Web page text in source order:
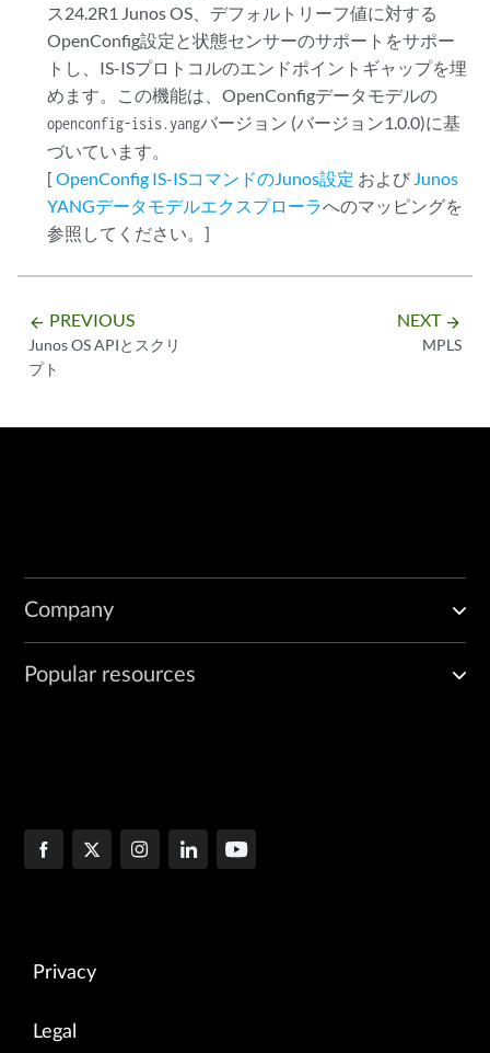
ス24.2R1 Junos OS、デフォルトリーフ値に対する
OpenConfig設定と状態センサーのサポートをサポー
トし、IS-ISプロトコルのエンドポイントギャップを埋
めます。この機能は、OpenConfigデータモデルの
openconfig-isis.yangバージョン (バージョン1.0.0)に基
づいています。
[OpenConfig IS-ISコマンドのJunos設定 および Junos
YANGデータモデルエクスプローラへのマッピングを
参照してください。]
arrow_backward PREVIOUS
Junos OS APIとスクリ
プト
NEXT arrow_forward
MPLS
Company
Popular resources
Privacy
Legal